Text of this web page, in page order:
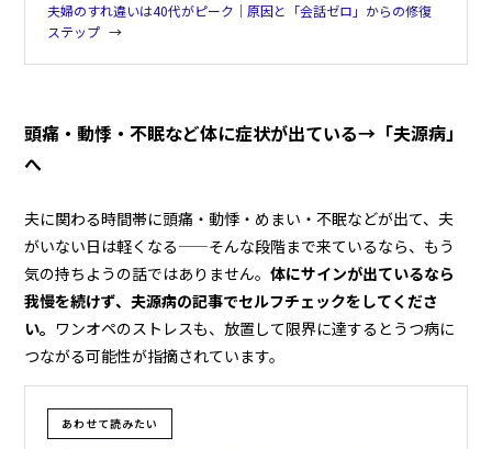
夫婦のすれ違いは40代がピーク｜原因と「会話ゼロ」からの修復
ステップ
頭痛・動悸・不眠など体に症状が出ている→「夫源病」
へ
夫に関わる時間帯に頭痛・動悸・めまい・不眠などが出て、夫
がいない日は軽くなる——そんな段階まで来ているなら、もう
気の持ちようの話ではありません。体にサインが出ているなら
我慢を続けず、夫源病の記事でセルフチェックをしてくださ
い。 ワンオペのストレスも、放置して限界に達するとうつ病に
つながる可能性が指摘されています。
あわせて読みたい